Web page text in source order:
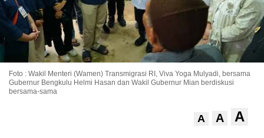
Foto : Wakil Menteri (Wamen) Transmigrasi RI, Viva Yoga Mulyadi, bersama
Gubernur Bengkulu Helmi Hasan dan Wakil Gubernur Mian berdiskusi
bersama-sama
A A A